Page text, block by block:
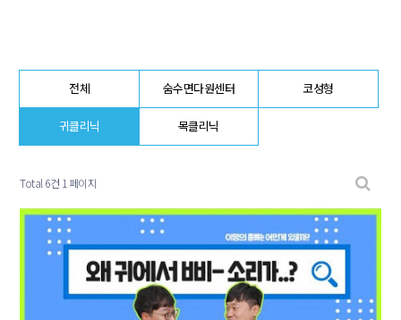
전체 숨수면다원센터 코성형
귀클리닉 목클리닉
Total 6건 1 페이지